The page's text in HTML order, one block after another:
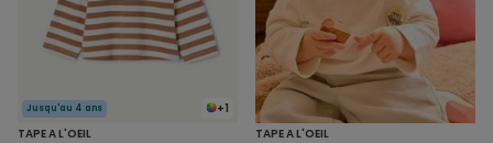
+1
Jusqu'au 4 ans
TAPE A L'OEIL TAPE A L'OEIL